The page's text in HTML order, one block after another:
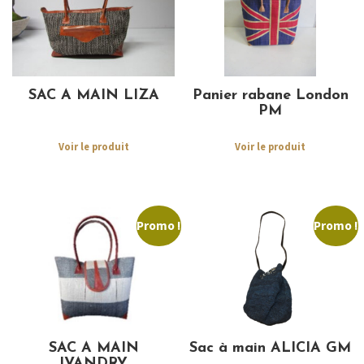
SAC A MAIN LIZA
Voir le produit
Panier rabane London
PM
Voir le produit
Promo !
SAC A MAIN
Promo !
Sac à main ALICIA GM